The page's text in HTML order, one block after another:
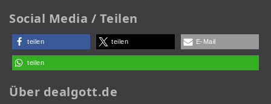
Social Media / Teilen
teilen teilen E-Mail
teilen
Über dealgott.de